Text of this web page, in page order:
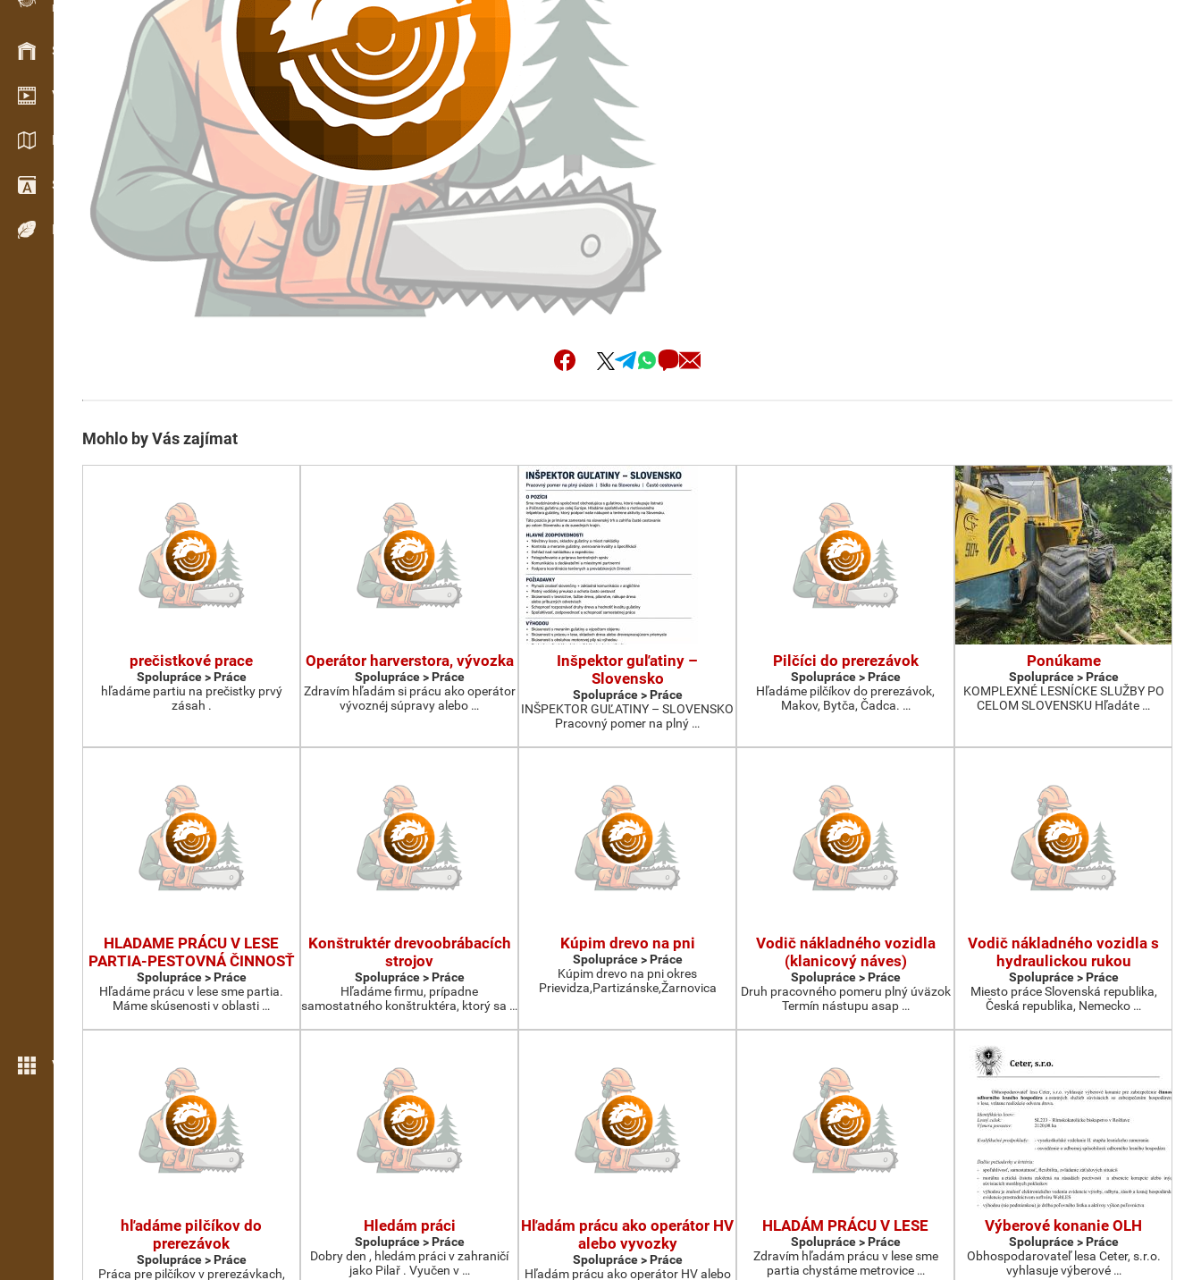
Evidence dřeva v terénu
Skladové hospodářství
Video showroom
Katalogy / Brožury
Slovník
Dřeviny
Více možností
Mohlo by Vás zajímat
prečistkové prace
Spolupráce > Práce
hľadáme partiu na prečistky prvý
zásah .
Operátor harverstora, vývozka
Spolupráce > Práce
Zdravím hľadám si prácu ako operátor
vývoznéj súpravy alebo …
Inšpektor guľatiny –
Slovensko
Spolupráce > Práce
INŠPEKTOR GUĽATINY – SLOVENSKO
Pracovný pomer na plný …
Pilčíci do prerezávok
Spolupráce > Práce
Hľadáme pilčíkov do prerezávok,
Makov, Bytča, Čadca. …
Ponúkame
Spolupráce > Práce
KOMPLEXNÉ LESNÍCKE SLUŽBY PO
CELOM SLOVENSKU Hľadáte …
HLADAME PRÁCU V LESE
PARTIA-PESTOVNÁ ČINNOSŤ
Spolupráce > Práce
Hľadáme prácu v lese sme partia.
Máme skúsenosti v oblasti …
Konštruktér drevoobrábacích
strojov
Spolupráce > Práce
Hľadáme firmu, prípadne
samostatného konštruktéra, ktorý sa …
Kúpim drevo na pni
Spolupráce > Práce
Kúpim drevo na pni okres
Prievidza,Partizánske,Žarnovica
Vodič nákladného vozidla
(klanicový náves)
Spolupráce > Práce
Druh pracovného pomeru plný úväzok
Termín nástupu asap …
Vodič nákladného vozidla s
hydraulickou rukou
Spolupráce > Práce
Miesto práce Slovenská republika,
Česká republika, Nemecko …
hľadáme pilčíkov do
prerezávok
Spolupráce > Práce
Práca pre pilčíkov v prerezávkach,
Hledám práci
Spolupráce > Práce
Dobry den , hledám práci v zahraničí
jako Pilař . Vyučen v …
Hľadám prácu ako operátor HV
alebo vyvozky
Spolupráce > Práce
Hľadám prácu ako operátor HV alebo
HLADÁM PRÁCU V LESE
Spolupráce > Práce
Zdravím hľadám prácu v lese sme
partia chystáme metrovice …
Výberové konanie OLH
Spolupráce > Práce
Obhospodarovateľ lesa Ceter, s.r.o.
vyhlasuje výberové …